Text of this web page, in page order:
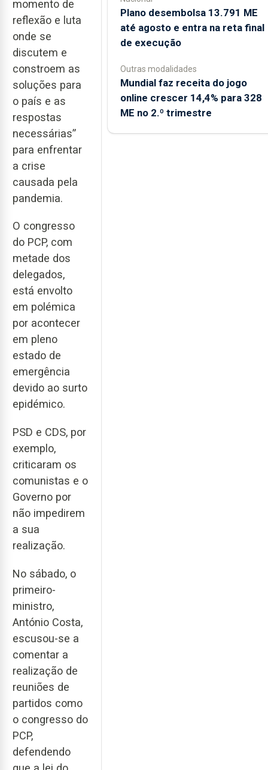
momento de
reflexão e luta
onde se
discutem e
constroem as
soluções para
o país e as
respostas
necessárias”
para enfrentar
a crise
causada pela
pandemia.
O congresso
do PCP, com
metade dos
delegados,
está envolto
em polémica
por acontecer
em pleno
estado de
emergência
devido ao surto
epidémico.
PSD e CDS, por
exemplo,
criticaram os
comunistas e o
Governo por
não impedirem
a sua
realização.
No sábado, o
primeiro-
ministro,
António Costa,
escusou-se a
comentar a
realização de
reuniões de
partidos como
o congresso do
PCP,
defendendo
Plano desembolsa 13.791 ME
até agosto e entra na reta final
de execução
Outras modalidades
Mundial faz receita do jogo
online crescer 14,4% para 328
ME no 2.º trimestre